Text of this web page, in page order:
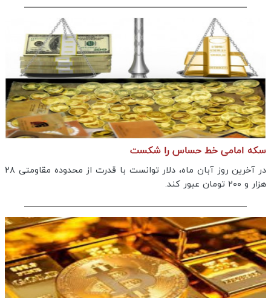
سکه امامی خط حساس را شکست
در آخرین روز آبان ماه، دلار توانست با قدرت از محدوده مقاومتی ۲۸
هزار و ۲۰۰ تومان عبور کند.